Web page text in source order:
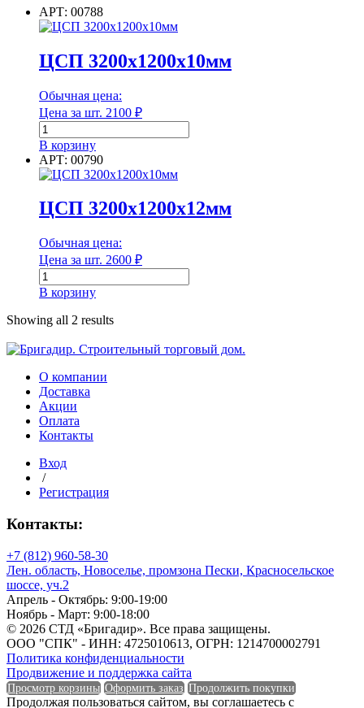
Цвет
Диаметр
Диаметр
Диаметр внутренний
Длина
Длина
Единица измерения
Единица измерения
Форма
АРТ: 00788
ЦСП 3200х1200х10мм
Обычная цена:
Цена за шт. 2100 ₽
Количество
товара
ЦСП
3200х1200х10мм
В корзину
АРТ: 00790
ЦСП 3200х1200х12мм
Обычная цена:
Цена за шт. 2600 ₽
Количество
товара
ЦСП
3200х1200х12мм
В корзину
Showing all 2 results
О компании
Доставка
Акции
Оплата
Контакты
Вход
/
Регистрация
Контакты:
+7 (812) 960-58-30
Лен. область, Новоселье, промзона Пески, Красносельское
шоссе, уч.2
Апрель - Октябрь: 9:00-19:00
Ноябрь - Март: 9:00-18:00
© 2026 СТД «Бригадир». Все права защищены.
ООО "СПК" - ИНН: 4725010613, ОГРН: 1214700002791
Политика конфиденциальности
Продвижение и поддержка сайта
Просмотр корзины Оформить заказ Продолжить покупки
Продолжая пользоваться сайтом, вы соглашаетесь с